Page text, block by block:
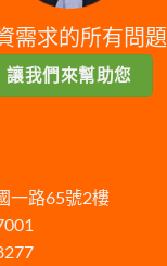
需求的所有問題
讓我們來幫助您
一路65號2樓